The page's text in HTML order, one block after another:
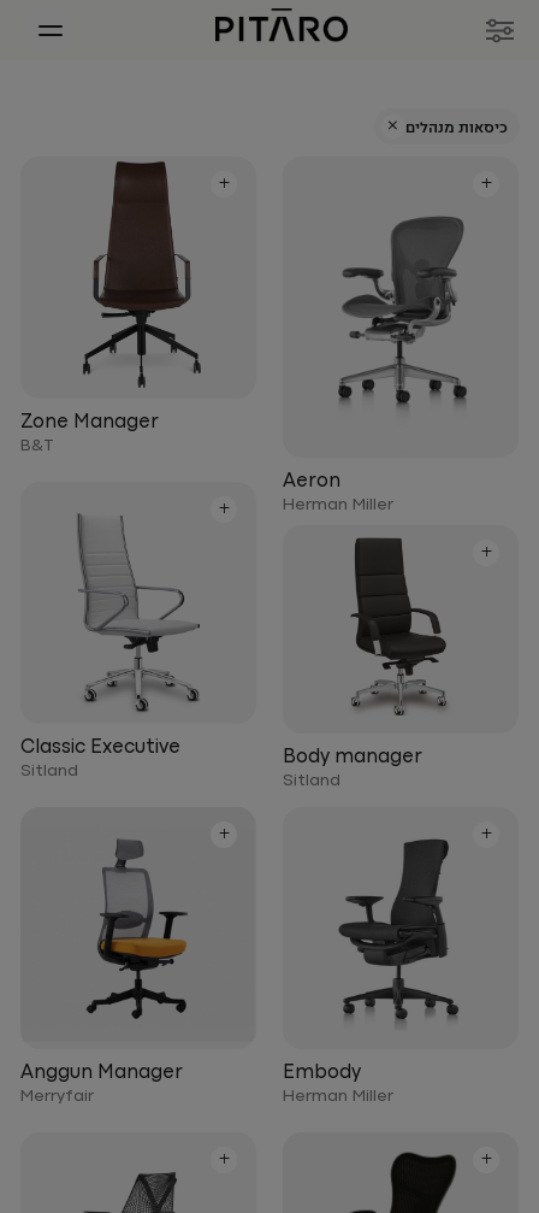
כיסאות מנהלים+
+
Aeron
Herman Miller
+
Zone Manager
B&T
+
Classic Executive
Sitland
+
Body manager
Sitland
+
Embody
Herman Miller
+
Anggun Manager
Merryfair
+
+